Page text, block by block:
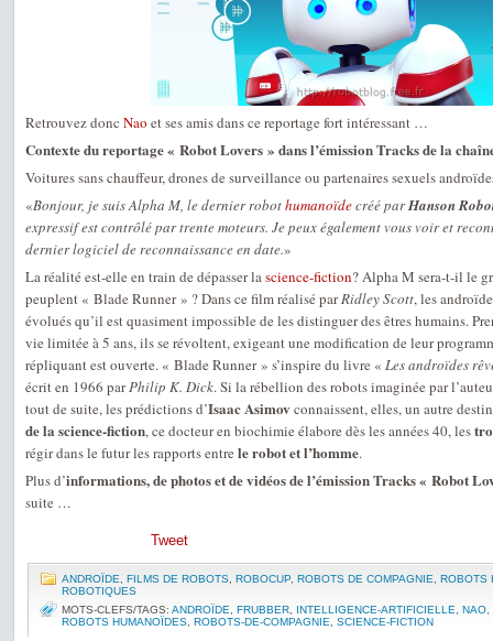
Retrouvez donc Nao et ses amis dans ce reportage fort intéressant …
Contexte du reportage « Robot Lovers » dans l’émission Tracks de la
Voitures sans chauffeur, drones de surveillance ou partenaires sexuels
«Bonjour, je suis Alpha M, le dernier robothumanoïdecréé parHanson
expressif est contrôlé par trente moteurs. Je peux également vous voir et
dernier logiciel de reconnaissance en date.»
La réalité est-elle en train de dépasser lascience-fiction? Alpha M sera-t-il le
peuplent « Blade Runner » ? Dans ce film réalisé parRidley Scott, les
évolués qu’il est quasiment impossible de les distinguer des êtres humains.
vie limitée à 5 ans, ils se révoltent, exigeant une modification de leur
répliquant est ouverte. « Blade Runner » s’inspire du livre « Les androïdes
écrit en 1966 parPhilip K. Dick. Si la rébellion des robots imaginée par
tout de suite, les prédictions d’Isaac Asimov connaissent, elles, un autre
de la science-fiction, ce docteur en biochimie élabore dès les années 40, les
régir dans le futur les rapports entre le robot et l’homme.
Plus d’informations, de photos et de vidéos de l’émission Tracks « Robot
suite …
Tweet
ANDROÏDE FILMS DE ROBOTS ROBOCUP, ROBOTS DE COMPAGNIE
ROBOTS
ROBOTIQUES
MOTS-CLEFS/TAGS: ANDROÏDE FRUBBER INTELLIGENCE-ARTIFICIELLE NAO
ROBOTS HUMANOÏDES ROBOTS-DE-COMPAGNIE SCIENCE-FICTION